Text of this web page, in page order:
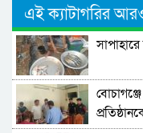
এই ক্যাটাগরির